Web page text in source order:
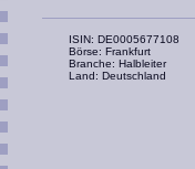
ISIN: DE0005677108
Börse: Frankfurt
Branche: Halbleiter
Land: Deutschland